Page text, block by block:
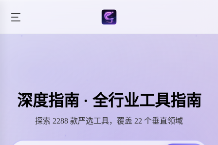
深度指南 · 全行业工具指南
探索 2288 款严选工具，覆盖 22 个垂直领域